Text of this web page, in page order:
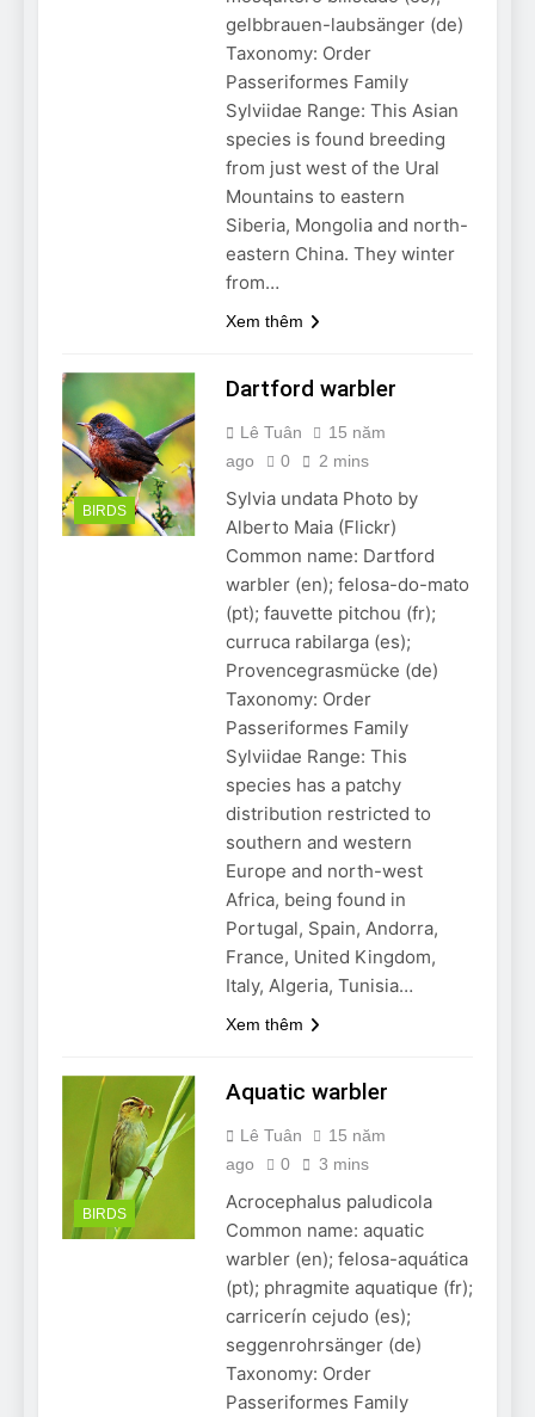
Can Bulldogs Play Fetch?
And How to Train Them!
How Often Do I Need to
Groom My Bulldog
7 Năm Ago
gelbbrauen-laubsänger (de)
Taxonomy: Order
Passeriformes Family
Sylviidae Range: This Asian
species is found breeding
from just west of the Ural
Mountains to eastern
Siberia, Mongolia and north-
eastern China. They winter
from…
Xem thêm
BIRDS
Dartford warbler
Lê Tuân
15 năm
ago
0 2 mins
Sylvia undata Photo by
Alberto Maia (Flickr)
Common name: Dartford
warbler (en); felosa-do-mato
(pt); fauvette pitchou (fr);
curruca rabilarga (es);
Provencegrasmücke (de)
Taxonomy: Order
Passeriformes Family
Sylviidae Range: This
species has a patchy
distribution restricted to
southern and western
Europe and north-west
Africa, being found in
Portugal, Spain, Andorra,
France, United Kingdom,
Italy, Algeria, Tunisia…
Xem thêm
BIRDS
Aquatic warbler
Lê Tuân
15 năm
ago
0 3 mins
Acrocephalus paludicola
Common name: aquatic
warbler (en); felosa-aquática
(pt); phragmite aquatique (fr);
carricerín cejudo (es);
seggenrohrsänger (de)
Taxonomy: Order
Passeriformes Family